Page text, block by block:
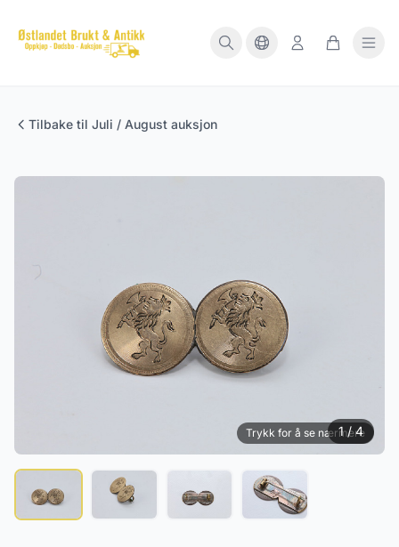
Tilbake til Juli / August auksjon
Trykk for å se nærmere
1 / 4